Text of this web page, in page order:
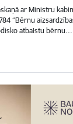
ar Ministru
“Bērnu
atbalstu bērnu…